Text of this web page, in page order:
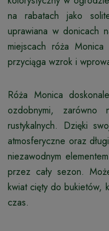
na rabatach jako
uprawiana w donicach
miejscach róża
przyciąga wzrok i
Róża Monica
ozdobnymi,
rustykalnych. Dzięki
atmosferyczne oraz
niezawodnym
przez cały sezon.
kwiat cięty do bukietów,
czas.